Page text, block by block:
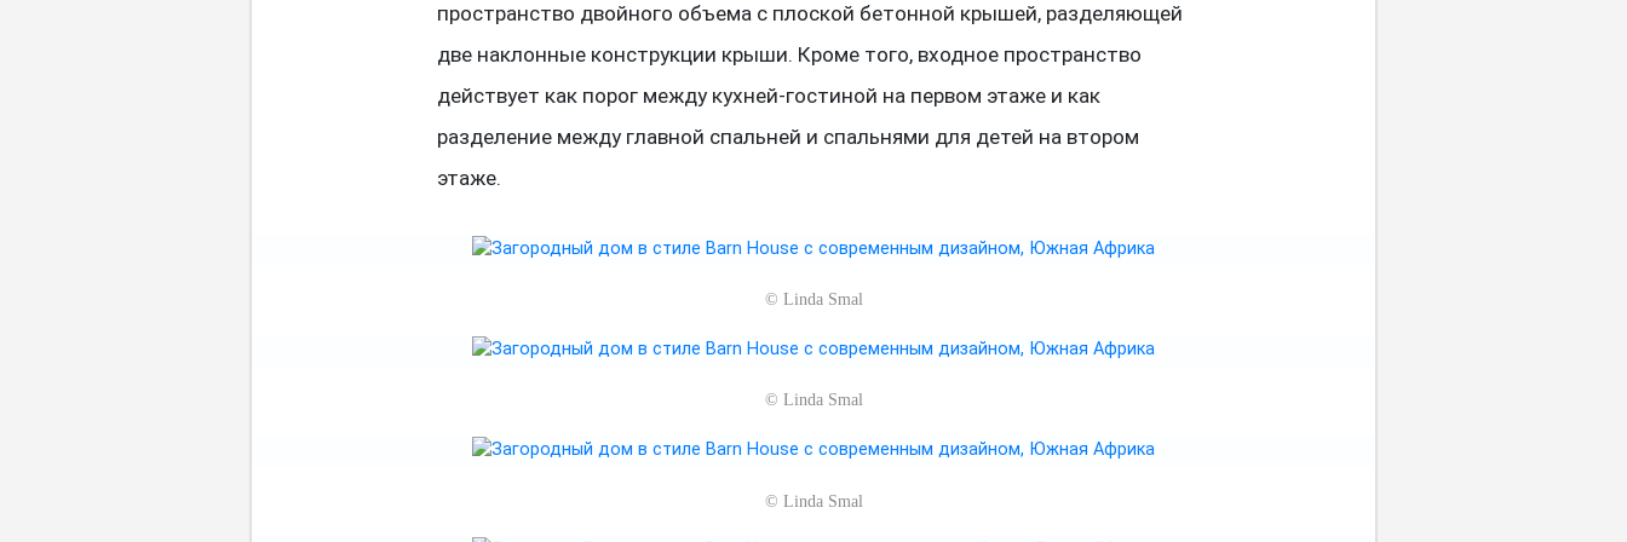
пространство двойного объема с плоской бетонной крышей, разделяющей
две наклонные конструкции крыши. Кроме того, входное пространство
действует как порог между кухней-гостиной на первом этаже и как
разделение между главной спальней и спальнями для детей на втором
этаже.
© Linda Smal
© Linda Smal
© Linda Smal